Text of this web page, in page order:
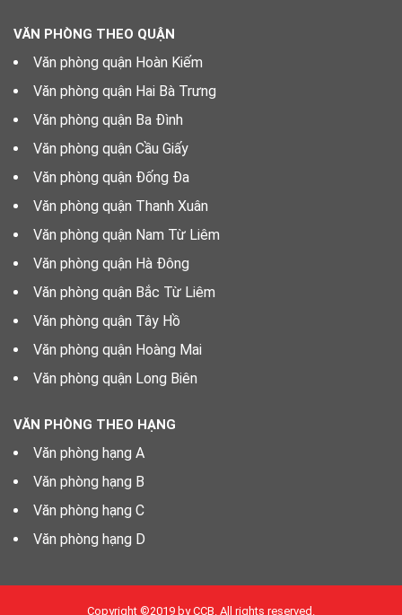
VĂN PHÒNG THEO QUẬN
Văn phòng quận Hoàn Kiếm
Văn phòng quận Hai Bà Trưng
Văn phòng quận Ba Đình
Văn phòng quận Cầu Giấy
Văn phòng quận Đống Đa
Văn phòng quận Thanh Xuân
Văn phòng quận Nam Từ Liêm
Văn phòng quận Hà Đông
Văn phòng quận Bắc Từ Liêm
Văn phòng quận Tây Hồ
Văn phòng quận Hoàng Mai
Văn phòng quận Long Biên
VĂN PHÒNG THEO HẠNG
Văn phòng hạng A
Văn phòng hạng B
Văn phòng hạng C
Văn phòng hạng D
Copyright ©2019 by CCB. All rights reserved.